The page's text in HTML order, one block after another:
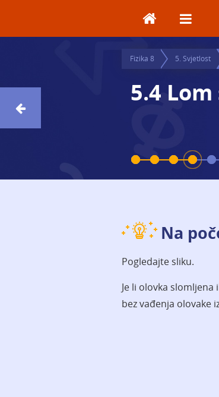
Fizika 8 5. Svjetlost
5.4
Na
Pogledajte sliku.
Je li olovka
bez vađenja olovake